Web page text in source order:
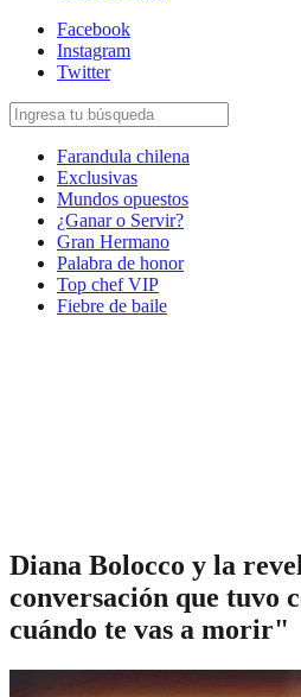
Facebook
Instagram
Twitter
Farandula chilena
Exclusivas
Mundos opuestos
¿Ganar o Servir?
Gran Hermano
Palabra de honor
Top chef VIP
Fiebre de baile
Diana Bolocco y la
conversación que tuvo
cuándo te vas a morir"